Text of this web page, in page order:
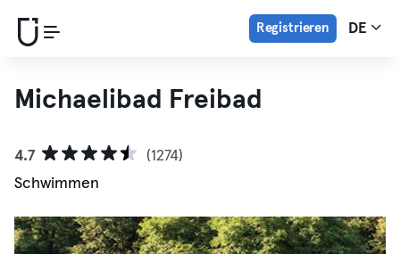
Registrieren DE
Michaelibad Freibad
4.7
(1274)
Schwimmen